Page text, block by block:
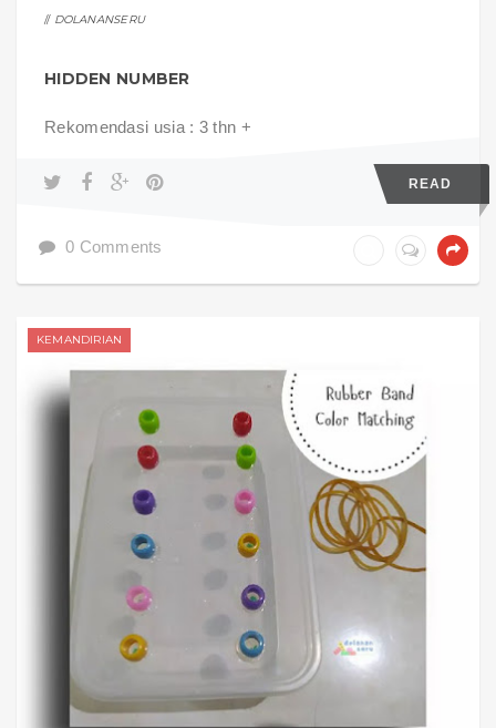
DOLANANSERU
HIDDEN NUMBER
Rekomendasi usia : 3 thn +
READ
0 Comments
KEMANDIRIAN